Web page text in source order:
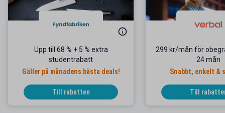
Upp till 68 % + 5 % extra
studentrabatt
Gäller på månadens bästa deals!
Till rabatten
299 kr/mån för
24 mån
Snabbt, enkelt &
Till